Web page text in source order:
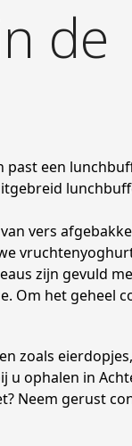
de
past een
vers
zijn gevuld
Om het geheel
zoals
u ophalen in
Neem gerust